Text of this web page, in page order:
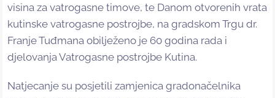
visina za vatrogasne timove, te Danom otvorenih vrata
kutinske vatrogasne postrojbe, na gradskom Trgu dr.
Franje Tuđmana obilježeno je 60 godina rada i
djelovanja Vatrogasne postrojbe Kutina.
Natjecanje su posjetili zamjenica gradonačelnika